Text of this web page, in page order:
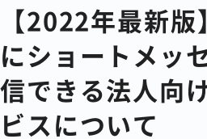
セミナー
FAQ
【2022年最新
にショートメッ
信できる法人向
ビスについて